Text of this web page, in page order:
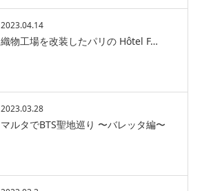
2023.04.14
織物工場を改装したパリの Hôtel F…
2023.03.28
マルタでBTS聖地巡り 〜バレッタ編〜